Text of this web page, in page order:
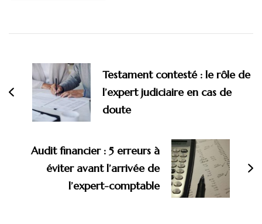
d'article
Testament contesté : le rôle de
l’expert judiciaire en cas de
doute
Audit financier : 5 erreurs à
éviter avant l’arrivée de
l’expert-comptable